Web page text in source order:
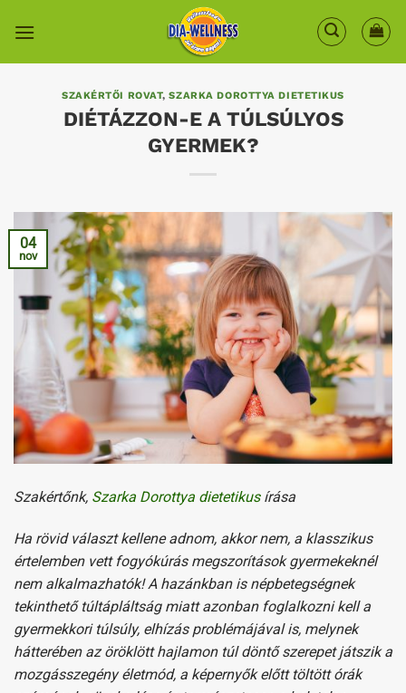
SZAKÉRTŐI ROVAT,SZARKA DOROTTYA DIETETIKUS
DIÉTÁZZON-E A TÚLSÚLYOS
GYERMEK?
04
nov
Szakértőnk, Szarka Dorottya dietetikusírása
Ha rövid választ kellene adnom, akkor nem, a klasszikus
értelemben vett fogyókúrás megszorítások gyermekeknél
nem alkalmazhatók! A hazánkban is népbetegségnek
tekinthető túltápláltság miatt azonban foglalkozni kell a
gyermekkori túlsúly, elhízás problémájával is, melynek
hátterében az öröklött hajlamon túl döntő szerepet játszik a
mozgásszegény életmód, a képernyők előtt töltött órák